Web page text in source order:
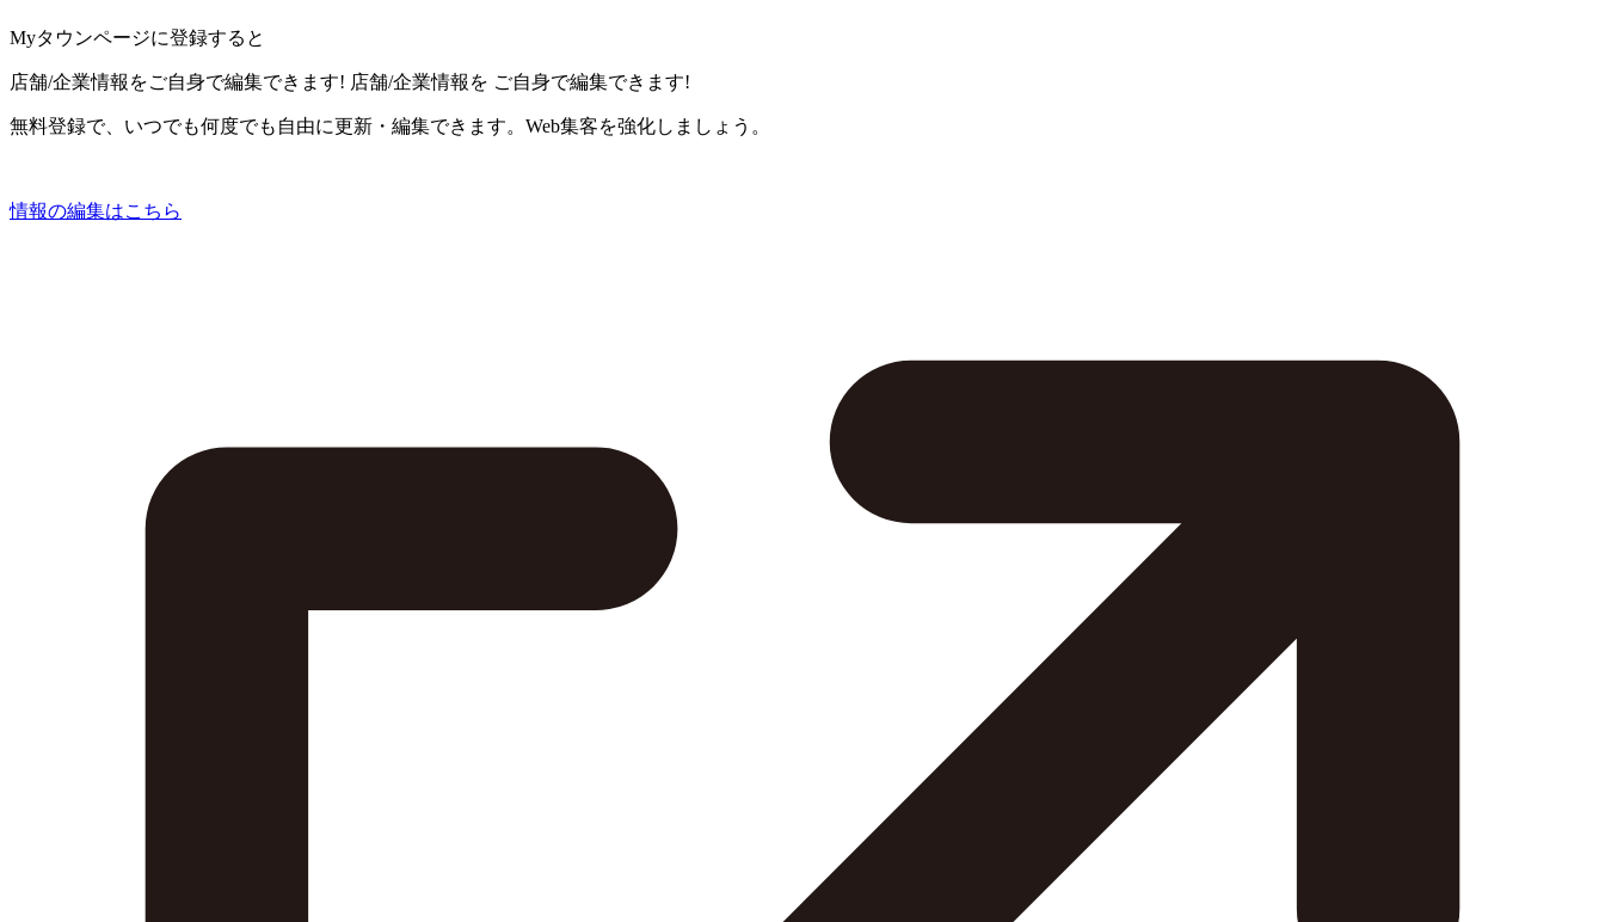
Myタウンページに登録すると
店舗/企業情報をご自身で編集できます! 店舗/企業情報を ご自身で編集できます!
無料登録で、いつでも何度でも自由に更新・編集できます。Web集客を強化しましょう。
情報の編集はこちら